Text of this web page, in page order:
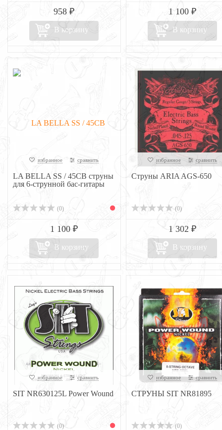
958 ₽
В корзину
1 100 ₽
В корзину
избранное сравнить
LA BELLA SS / 45CB струны
для 6-струнной бас-гитары
(0)
1 100 ₽
В корзину
избранное сравнить
Струны ARIA AGS-650
(0)
1 302 ₽
В корзину
избранное сравнить
SIT NR630125L Power Wound
(0)
избранное сравнить
СТРУНЫ SIT NR81895
(0)